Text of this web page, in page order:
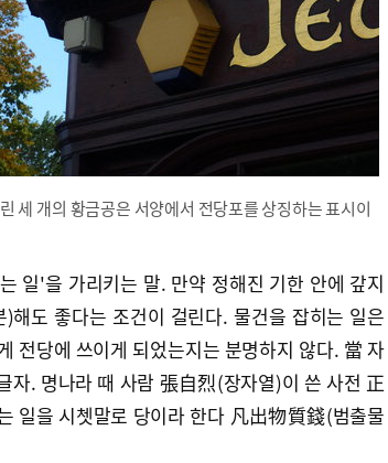
세 개의 황금공은 서양에서 전당포를 상징하는 표시이
일'을 가리키는 말. 만약 정해진 기한 안에 갚지
도 좋다는 조건이 걸린다. 물건을 잡히는 일은
전당에 쓰이게 되었는지는 분명하지 않다. 當 자
자. 명나라 때 사람 張自烈(장자열)이 쓴 사전 正
일을 시쳇말로 당이라 한다 凡出物質錢(범출물